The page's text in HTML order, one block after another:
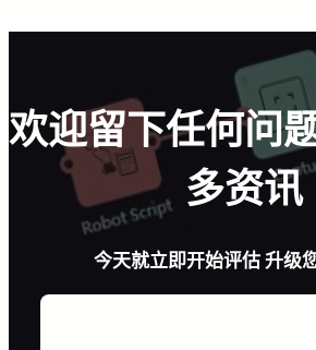
欢迎留下任何问
多资讯
今天就立即开始评估 升级